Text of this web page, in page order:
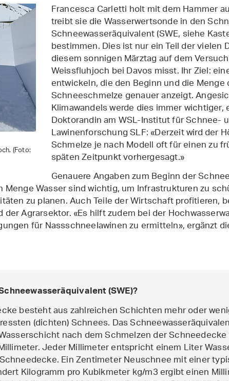
(Foto:
Francesca Carletti holt mit dem Hammer
treibt sie die Wasserwertsonde in den
Schneewasseräquivalent (SWE, siehe
bestimmen. Dies ist nur ein Teil der vielen
diesem sonnigen Märztag auf dem
Weissfluhjoch bei Davos misst. Ihr Ziel:
entwickeln, die den Beginn und die Menge
Schneeschmelze genauer anzeigt.
Klimawandels werde dies immer wichtiger,
Doktorandin am WSL-Institut für Schnee-
Lawinenforschung SLF: «Derzeit wird der
Schmelze je nach Modell oft für einen zu
späten Zeitpunkt vorhergesagt.»
Genauere Angaben zum Beginn der
Menge Wasser sind wichtig, um Infrastrukturen zu
zu planen. Auch Teile der Wirtschaft profitieren,
Agrarsektor. «Es hilft zudem bei der
für Nassschneelawinen zu ermitteln», ergänzt
(SWE)?
besteht aus zahlreichen Schichten mehr oder
(dichten) Schnees. Das
nach dem Schmelzen der Schneedecke
Jeder Millimeter entspricht einem Liter
Ein Zentimeter Neuschnee mit einer
Kilogramm pro Kubikmeter kg/m3 ergibt einen